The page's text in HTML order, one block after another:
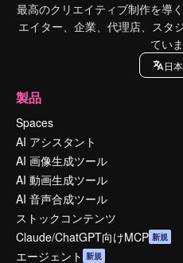
最高のクリエイティブ制作を導
エイター、企業、代理店、スタ
ていま
日
製品
Spaces
AI アシスタント
AI 画像生成ツール
AI 動画生成ツール
AI 音声合成ツール
ストックコンテンツ
Claude/ChatGPT向けMCP 新規
エージェント 新規